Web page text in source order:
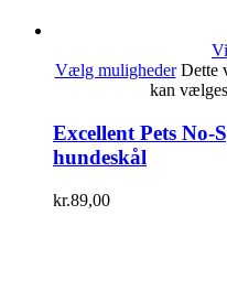
Vælg muligheder Dette
kan
Excellent Pets
hundeskål
kr.89,00